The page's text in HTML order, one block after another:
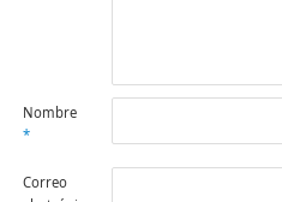
Nombre
*
Correo